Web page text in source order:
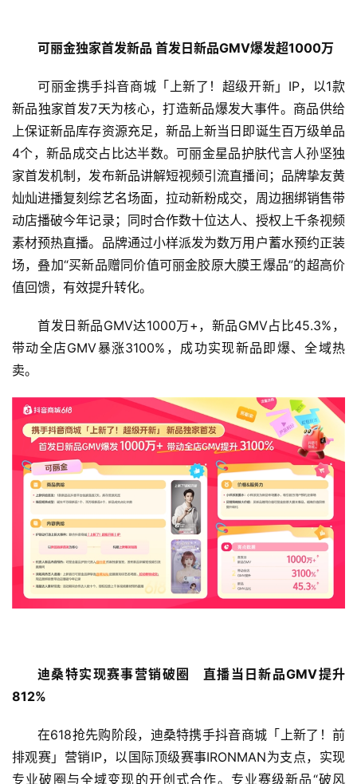
首
页
可丽金独家首发新品 首发日新品GMV爆发超1000万
可丽金携手抖音商城「上新了！超级开新」IP，以1款
新品独家首发7天为核心，打造新品爆发大事件。商品供给
上保证新品库存资源充足，新品上新当日即诞生百万级单品
4个，新品成交占比达半数。可丽金星品护肤代言人孙坚独
家首发机制，发布新品讲解短视频引流直播间；品牌挚友黄
灿灿进播复刻综艺名场面，拉动新粉成交，周边捆绑销售带
动店播破今年记录；同时合作数十位达人、授权上千条视频
素材预热直播。品牌通过小样派发为数万用户蓄水预约正装
场，叠加“买新品赠同价值可丽金胶原大膜王爆品”的超高价
值回馈，有效提升转化。
首发日新品GMV达1000万+，新品GMV占比45.3%，
带动全店GMV暴涨3100%，成功实现新品即爆、全域热
卖。
迪桑特实现赛事营销破圈 直播当日新品GMV提升
812%
在618抢先购阶段，迪桑特携手抖音商城「上新了！前
排观赛」营销IP，以国际顶级赛事IRONMAN为支点，实现
专业破圈与全域变现的开创式合作。专业赛级新品“破风